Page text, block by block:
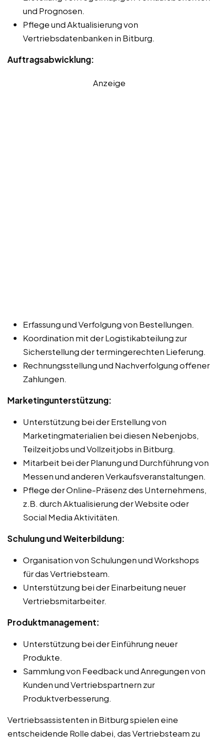
und Prognosen.
Pflege und Aktualisierung von
Vertriebsdatenbanken in Bitburg.
Auftragsabwicklung:
Anzeige
Erfassung und Verfolgung von Bestellungen.
Koordination mit der Logistikabteilung zur
Sicherstellung der termingerechten Lieferung.
Rechnungsstellung und Nachverfolgung offener
Zahlungen.
Marketingunterstützung:
Unterstützung bei der Erstellung von
Marketingmaterialien bei diesen Nebenjobs,
Teilzeitjobs und Vollzeitjobs in Bitburg.
Mitarbeit bei der Planung und Durchführung von
Messen und anderen Verkaufsveranstaltungen.
Pflege der Online-Präsenz des Unternehmens,
z.B. durch Aktualisierung der Website oder
Social Media Aktivitäten.
Schulung und Weiterbildung:
Organisation von Schulungen und Workshops
für das Vertriebsteam.
Unterstützung bei der Einarbeitung neuer
Vertriebsmitarbeiter.
Produktmanagement:
Unterstützung bei der Einführung neuer
Produkte.
Sammlung von Feedback und Anregungen von
Kunden und Vertriebspartnern zur
Produktverbesserung.
Vertriebsassistenten in Bitburg spielen eine
entscheidende Rolle dabei, das Vertriebsteam zu